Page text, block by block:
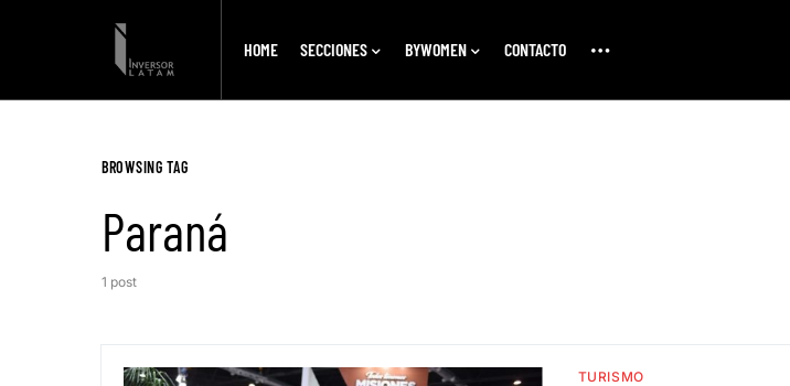
HOME SECCIONES BYWOMEN CONTACTO
BROWSING TAG
Paraná
1 post
TURISMO